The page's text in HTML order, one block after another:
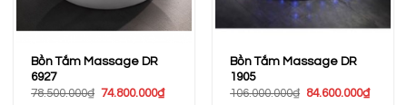
Bồn Tắm Massage DR
6927
78.500.000₫ Giá
74.800.000₫Giá
Bồn Tắm Massage DR
1905
106.000.000₫ Giá
84.600.000₫Giá